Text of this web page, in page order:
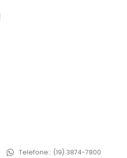
Telefone:: (19) 3874-7800